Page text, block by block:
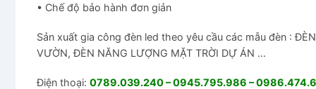
• Chế độ bảo hành đơn giản
Sản xuất gia công đèn led theo yêu cầu các mẫu đèn :
VƯỜN, ĐÈN NĂNG LƯỢNG MẶT TRỜI DỰ ÁN …
Điện thoại: 0789.039.240 – 0945.795.986 –